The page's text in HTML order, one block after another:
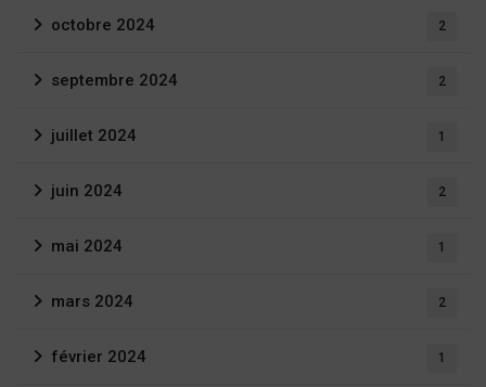
octobre 2024 2
septembre 2024 2
juillet 2024 1
juin 2024 2
mai 2024 1
mars 2024 2
février 2024 1